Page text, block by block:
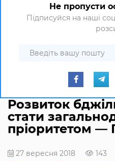
Не пропусти
Підписуйся на наші
Розвиток
стати
пріоритетом —
27 вересня 2018 143